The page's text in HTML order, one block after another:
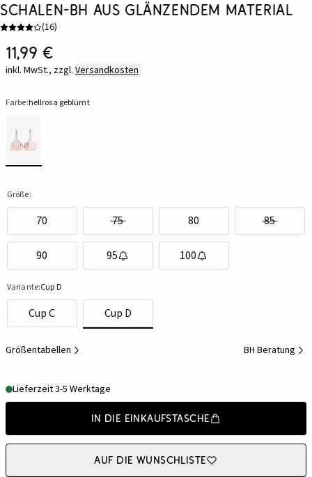
Schalen-BH aus glänzendem Material
(16)
11,99 €
inkl. MwSt., zzgl. Versandkosten
Farbe:hellrosa geblümt
Größe:
70 75 80 85
90 95 100
Variante:Cup D
Cup C Cup D
Größentabellen BH Beratung
Lieferzeit 3-5 Werktage
In die Einkaufstasche
Auf die Wunschliste